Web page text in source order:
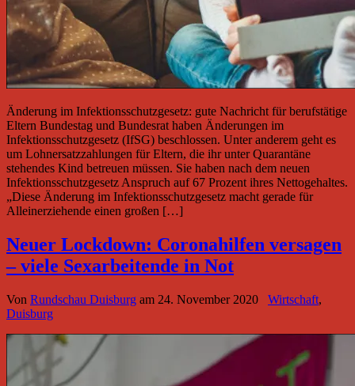
Änderung im Infektionsschutzgesetz: g​ute Nachricht für berufstätige
Eltern Bundestag und Bundesrat haben Änderungen im
Infektionsschutzgesetz (IfSG) beschlossen. Unter anderem geht es
um Lohnersatzzahlungen für Eltern, die ihr unter Quarantäne
stehendes Kind betreuen müssen. Sie haben nach dem neuen
Infektionsschutzgesetz Anspruch auf 67 Prozent ihres Nettogehaltes.
„Diese Änderung im Infektionsschutzgesetz macht gerade für
Alleinerziehende einen großen […]
Neuer Lockdown: Coronahilfen versagen
– viele Sexarbeitende in Not
Von Rundschau Duisburg am 24. November 2020 Wirtschaft,
Duisburg